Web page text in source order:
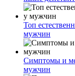
Топ
мужчин
Симптомы и
мужчин